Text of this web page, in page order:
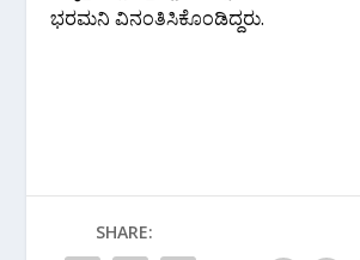
ಭರಮನಿ ವಿನಂತಿಸಿಕೊಂಡಿದ್ದರು.
SHARE: